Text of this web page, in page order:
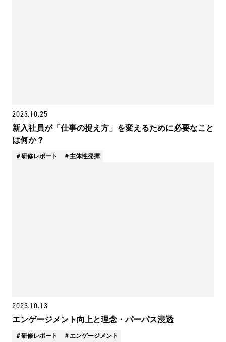
2023.10.25
新入社員が「仕事の捉え方」を変えるために必要なこと
は何か？
研修レポート 主体性発揮
2023.10.13
エンゲージメント向上と理念・パーパス浸透
研修レポート エンゲージメント